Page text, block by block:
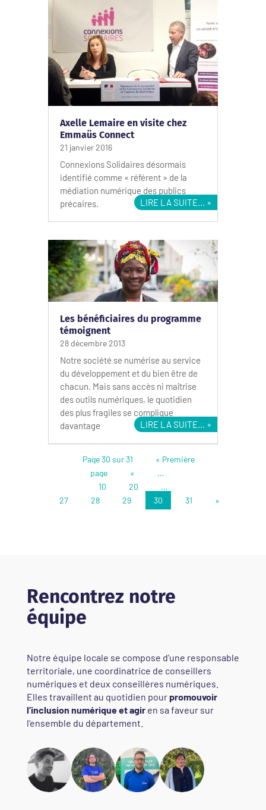
Axelle Lemaire en visite chez
Emmaüs Connect
21 janvier 2016
Connexions Solidaires désormais
identifié comme « référent » de la
médiation numérique des publics
précaires.
LIRE LA SUITE...
Les bénéficiaires du programme
témoignent
28 décembre 2013
Notre société se numérise au service
du développement et du bien être de
chacun. Mais sans accès ni maîtrise
des outils numériques, le quotidien
des plus fragiles se complique
davantage
LIRE LA SUITE...
Page 30 sur 31
« Première
page
«
…
10
20
…
27
28 29 30 31 »
Rencontrez notre
équipe
Notre équipe locale se compose d’une responsable
territoriale, une coordinatrice de conseillers
numériques et deux conseillères numériques.
Elles travaillent au quotidien pourpromouvoir
l’inclusion numérique et agiren sa faveur sur
l’ensemble du département.